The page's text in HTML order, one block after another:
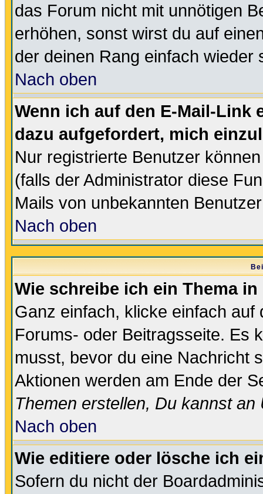
das Forum nicht mit unnötigen
erhöhen, sonst wirst du auf
der deinen Rang einfach wieder
Nach oben
Wenn ich auf den E-Mail-Link
dazu aufgefordert, mich
Nur registrierte Benutzer
(falls der Administrator diese
Mails von unbekannten
Nach oben
Wie schreibe ich ein Thema
Ganz einfach, klicke einfach
Forums- oder Beitragsseite. Es
musst, bevor du eine Nachricht
Aktionen werden am Ende der
Themen erstellen, Du kannst
Nach oben
Wie editiere oder lösche ich
Sofern du nicht der